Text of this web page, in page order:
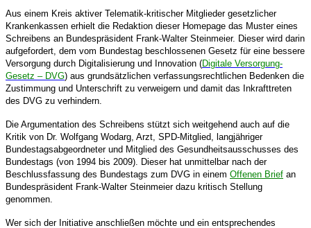
Aus einem Kreis aktiver Telematik-kritischer Mitglieder gesetzlicher
Krankenkassen erhielt die Redaktion dieser Homepage das Muster eines
Schreibens an Bundespräsident Frank-Walter Steinmeier. Dieser wird darin
aufgefordert, dem vom Bundestag beschlossenen Gesetz für eine bessere
Versorgung durch Digitalisierung und Innovation (Digitale Versorgung-
Gesetz – DVG) aus grundsätzlichen verfassungsrechtlichen Bedenken die
Zustimmung und Unterschrift zu verweigern und damit das Inkrafttreten
des DVG zu verhindern.
Die Argumentation des Schreibens stützt sich weitgehend auch auf die
Kritik von Dr. Wolfgang Wodarg, Arzt, SPD-Mitglied, langjähriger
Bundestagsabgeordneter und Mitglied des Gesundheitsausschusses des
Bundestags (von 1994 bis 2009). Dieser hat unmittelbar nach der
Beschlussfassung des Bundestags zum DVG in einem Offenen Brief an
Bundespräsident Frank-Walter Steinmeier dazu kritisch Stellung
genommen.
Wer sich der Initiative anschließen möchte und ein entsprechendes